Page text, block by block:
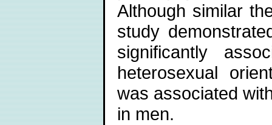
Although similar
study
significantly
heterosexual
was associated
in men.